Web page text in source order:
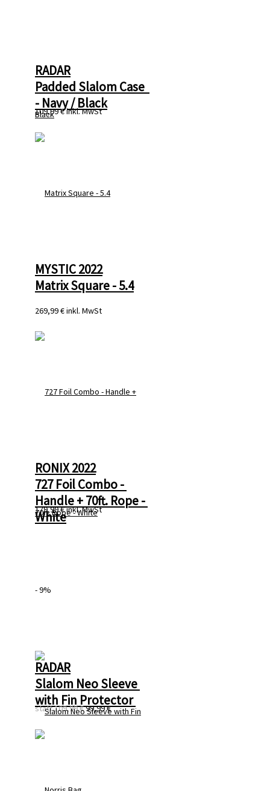
RADAR
Padded Slalom Case
- Navy / Black
109,99 €inkl. MwSt
MYSTIC 2022
Matrix Square - 5.4
269,99 €inkl. MwSt
RONIX 2022
727 Foil Combo -
Handle + 70ft. Rope -
White
179,99 €inkl. MwSt
- 9%
RADAR
Slalom Neo Sleeve
with Fin Protector
statt109,99 €99,99 €